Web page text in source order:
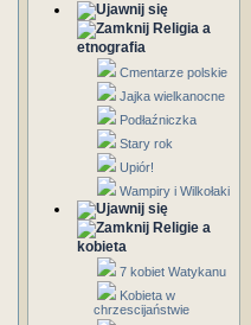
Religia a
etnografia
Cmentarze polskie
Jajka wielkanocne
Podłaźniczka
Stary rok
Upiór!
Wampiry i Wilkołaki
Religie a
kobieta
7 kobiet Watykanu
Kobieta w
chrzescijaństwie